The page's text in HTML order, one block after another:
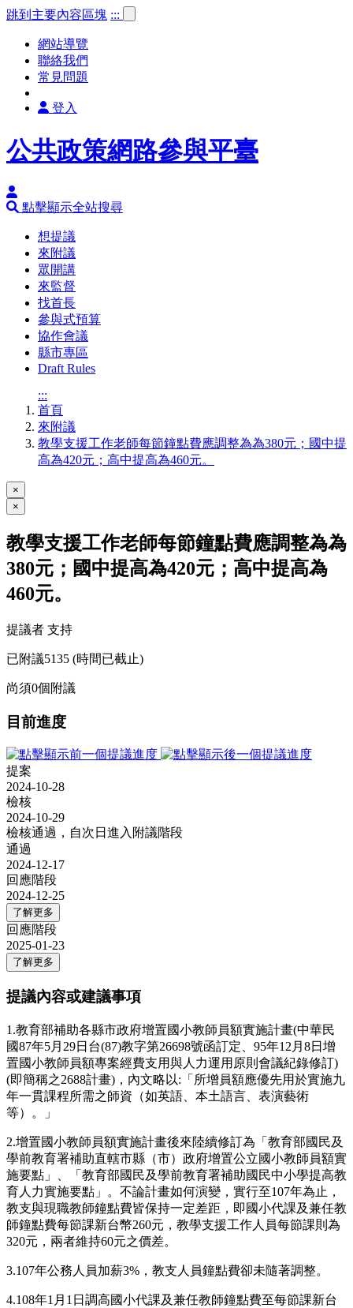
跳到主要內容區塊 :::
網站導覽
聯絡我們
常見問題
登入
公共政策網路參與平臺
點擊顯示全站搜尋
想提議
來附議
眾開講
來監督
找首長
參與式預算
協作會議
縣市專區
Draft Rules
:::
首頁
來附議
教學支援工作老師每節鐘點費應調整為為380元；國中提
高為420元；高中提高為460元。
×
×
教學支援工作老師每節鐘點費應調整為為
380元；國中提高為420元；高中提高為
460元。
提議者 支持
已附議5135 (時間已截止)
尚須0個附議
目前進度
提案
2024-10-28
檢核
2024-10-29
檢核通過，自次日進入附議階段
通過
2024-12-17
回應階段
2024-12-25
了解更多
回應階段
2025-01-23
了解更多
提議內容或建議事項
1.教育部補助各縣市政府增置國小教師員額實施計畫(中華民
國87年5月29日台(87)教字第26698號函訂定、95年12月8日增
置國小教師員額專案經費支用與人力運用原則會議紀錄修訂)
(即簡稱之2688計畫)，內文略以:「所增員額應優先用於實施九
年一貫課程所需之師資（如英語、本土語言、表演藝術
等）。」
2.增置國小教師員額實施計畫後來陸續修訂為「教育部國民及
學前教育署補助直轄市縣（市）政府增置公立國小教師員額實
施要點」、「教育部國民及學前教育署補助國民中小學提高教
育人力實施要點」。不論計畫如何演變，實行至107年為止，
教支與現職教師鐘點費皆保持一定差距，即國小代課及兼任教
師鐘點費每節課新台幣260元，教學支援工作人員每節課則為
320元，兩者維持60元之價差。
3.107年公務人員加薪3%，教支人員鐘點費卻未隨著調整。
4.108年1月1日調高國小代課及兼任教師鐘點費至每節課新台